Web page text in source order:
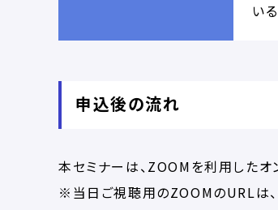
いる
申込後の流れ
本セミナーは、ZOOMを利用したオ
※当日ご視聴用のZOOMのURLは